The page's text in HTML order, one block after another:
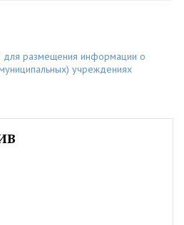
размещения информации о
учреждениях